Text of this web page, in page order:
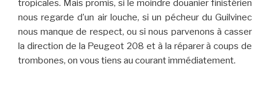
tropicales. Mais promis, si le moindre douanier finistérien
nous regarde d’un air louche, si un pécheur du Guilvinec
nous manque de respect, ou si nous parvenons à casser
la direction de la Peugeot 208 et à la réparer à coups de
trombones, on vous tiens au courant immédiatement.